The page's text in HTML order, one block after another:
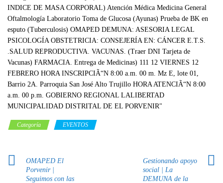
Categoría EVENTOS
OMAPED El
Porvenir |
Seguimos con las
Gestionando apoyo
social | La
DEMUNA de la